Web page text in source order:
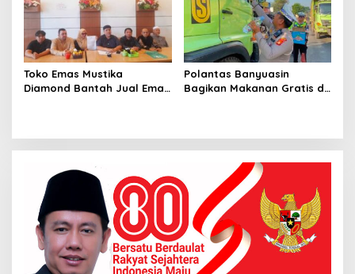
Toko Emas Mustika
Diamond Bantah Jual Emas
Polantas Banyuasin
Bagikan Makanan Gratis di